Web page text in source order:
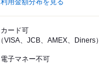
利用金額分布を見る
カード可
（VISA、JCB、AMEX、Diners）
電子マネー不可